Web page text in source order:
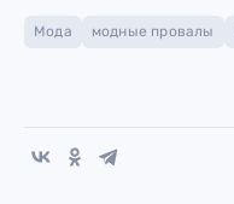
Мода модные провалы